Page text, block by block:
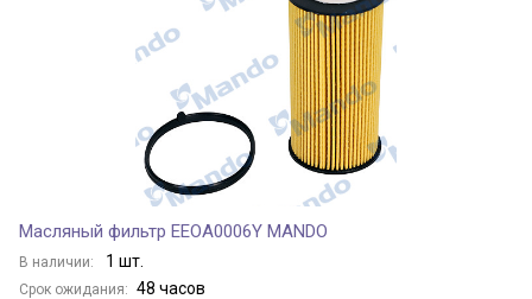
Масляный фильтр EEOA0006Y MANDO
В наличии: 1 шт.
Срок ожидания: 48 часов